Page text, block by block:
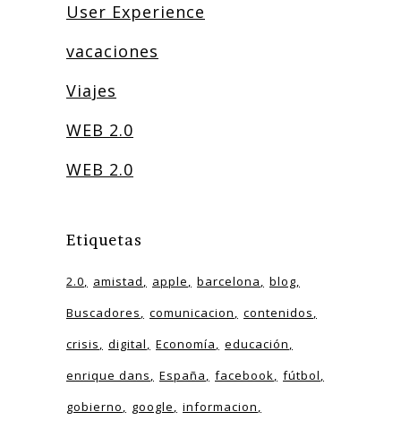
User Experience
vacaciones
Viajes
WEB 2.0
WEB 2.0
Etiquetas
2.0 amistad apple barcelona
blog
Buscadores
comunicacion
contenidos
crisis
digital Economía
educación
enrique dans
España facebook
fútbol
gobierno
google
informacion